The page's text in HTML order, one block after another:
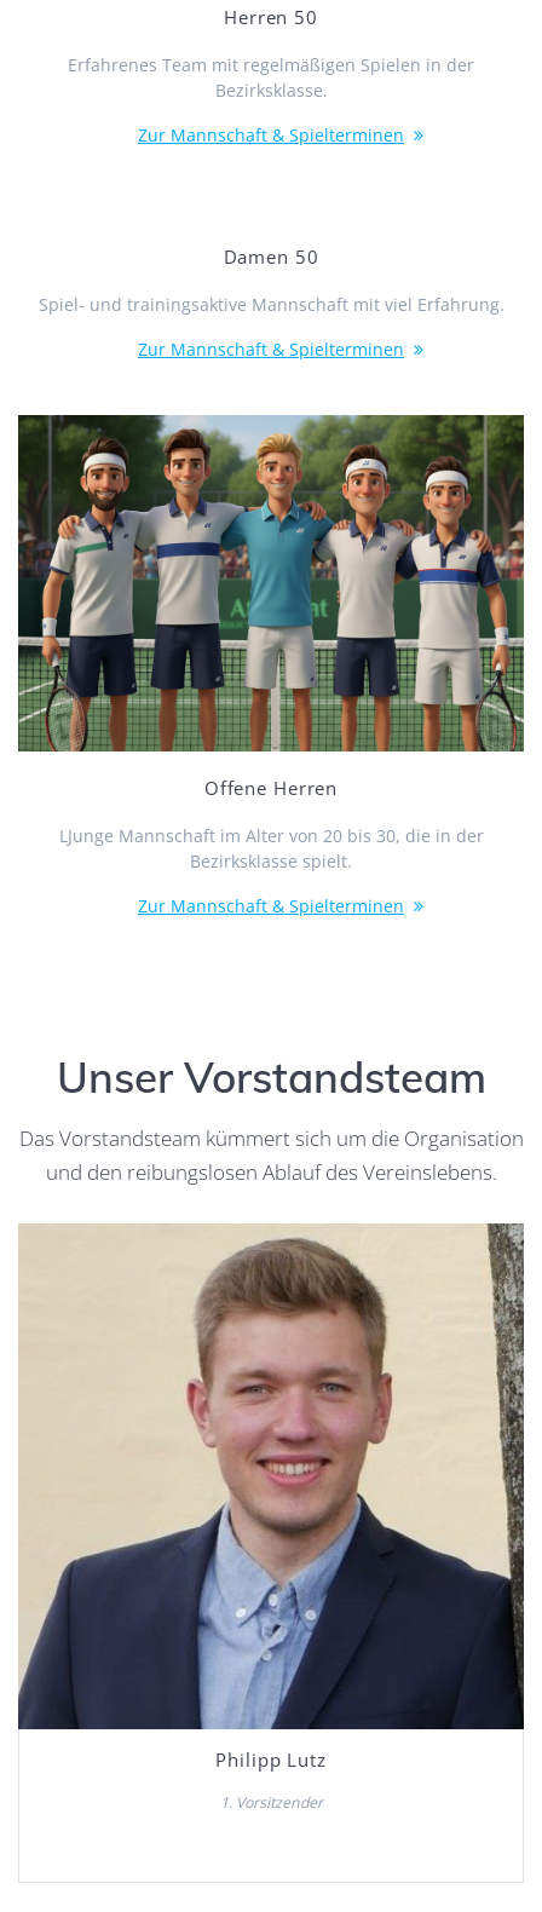
Herren 50
Erfahrenes Team mit regelmäßigen Spielen in der
Bezirksklasse.
Zur Mannschaft & Spielterminen
Damen 50
Spiel- und trainingsaktive Mannschaft mit viel Erfahrung.
Zur Mannschaft & Spielterminen
Offene Herren
LJunge Mannschaft im Alter von 20 bis 30, die in der
Bezirksklasse spielt.
Zur Mannschaft & Spielterminen
Unser Vorstandsteam
Das Vorstandsteam kümmert sich um die Organisation
und den reibungslosen Ablauf des Vereinslebens.
Philipp Lutz
1. Vorsitzender